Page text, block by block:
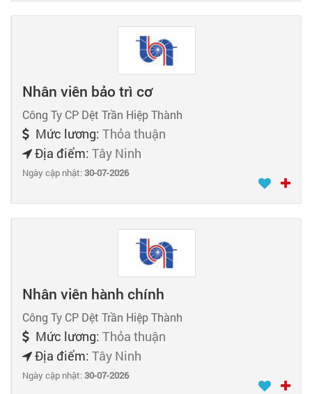
Nhân viên bảo trì cơ
Công Ty CP Dệt Trần Hiệp Thành
Mức lương: Thỏa thuận
Địa điểm: Tây Ninh
Ngày cập nhật:30-07-2026
Nhân viên hành chính
Công Ty CP Dệt Trần Hiệp Thành
Mức lương: Thỏa thuận
Địa điểm: Tây Ninh
Ngày cập nhật:30-07-2026